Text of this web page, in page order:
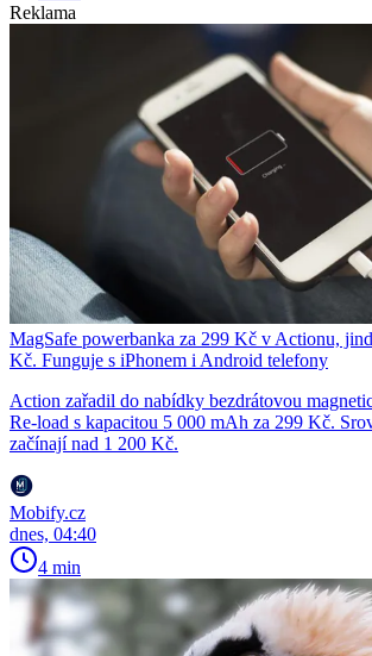
Reklama
MagSafe powerbanka za 299 Kč v Actionu,
Kč. Funguje s iPhonem i Android telefony
Action zařadil do nabídky bezdrátovou
Re-load s kapacitou 5 000 mAh za 299 Kč.
začínají nad 1 200 Kč.
Mobify.cz
dnes, 04:40
4 min